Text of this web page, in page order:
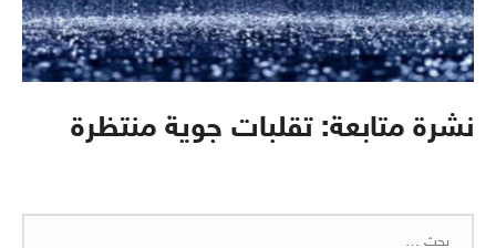
نشرة متابعة: تقلبات جوية منتظرة